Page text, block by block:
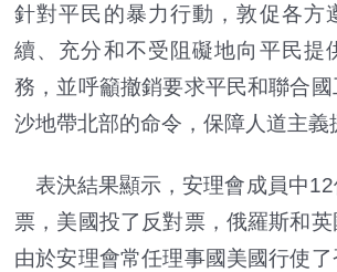
針對平民的暴力行動，敦促各方
續、充分和不受阻礙地向平民提
務，並呼籲撤銷要求平民和聯合
沙地帶北部的命令，保障人道主義
表決結果顯示，安理會成員中
票，美國投了反對票，俄羅斯和英
由於安理會常任理事國美國行使